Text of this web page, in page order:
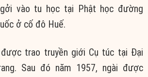
vào tu học tại Phật học đường
ở cố đô Huế.
được trao truyền giới Cụ túc tại Đại
Sau đó năm 1957, ngài được